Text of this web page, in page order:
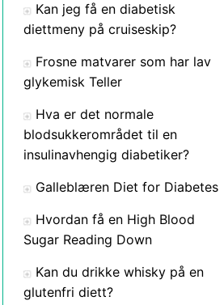
Kan jeg få en diabetisk
diettmeny på cruiseskip?
Frosne matvarer som har lav
glykemisk Teller
Hva er det normale
blodsukkerområdet til en
insulinavhengig diabetiker?
Galleblæren Diet for Diabetes
Hvordan få en High Blood
Sugar Reading Down
Kan du drikke whisky på en
glutenfri diett?